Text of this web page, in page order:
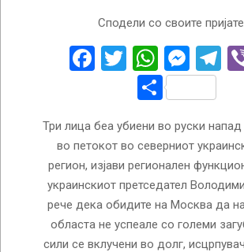
Сподели со своите
Facebook
Twitter
Share
Три лица беа убиени во руски
во петокот во северниот
регион, изјави регионален
украинскиот претседател
рече дека обидите на Москва да
областа не успеале со големи
сили се вклучени во долг,